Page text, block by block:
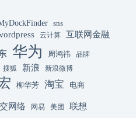
sns
云计算 互联网金融
华为 周鸿祎 品牌
搜狐 新浪 新浪微博
柳华芳 淘宝 电商
网络 网易 美团 联想